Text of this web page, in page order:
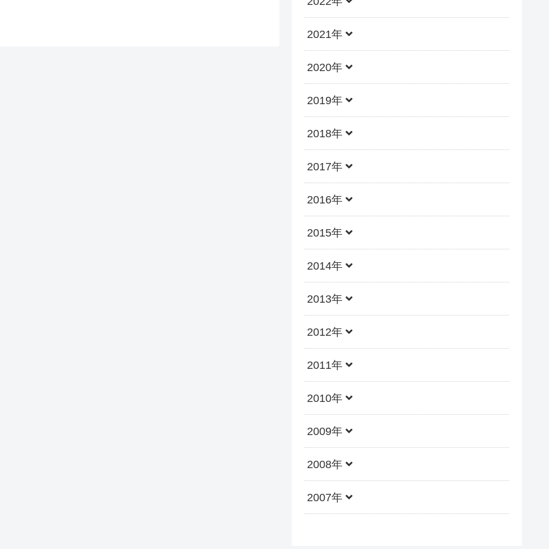
2021年
2020年
2019年
2018年
2017年
2016年
2015年
2014年
2013年
2012年
2011年
2010年
2009年
2008年
2007年